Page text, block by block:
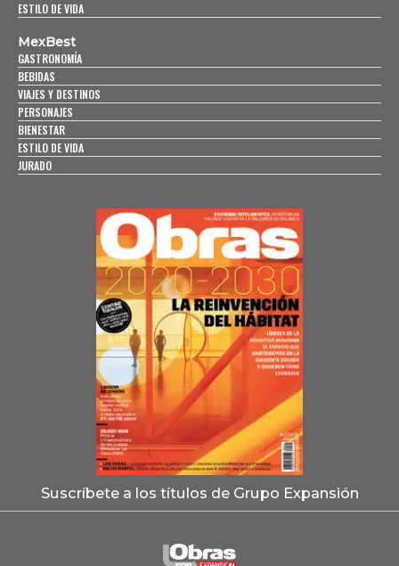
ESTILO DE VIDA
MexBest
GASTRONOMÍA
BEBIDAS
VIAJES Y DESTINOS
PERSONAJES
BIENESTAR
ESTILO DE VIDA
JURADO
Suscríbete a los títulos de Grupo Expansión